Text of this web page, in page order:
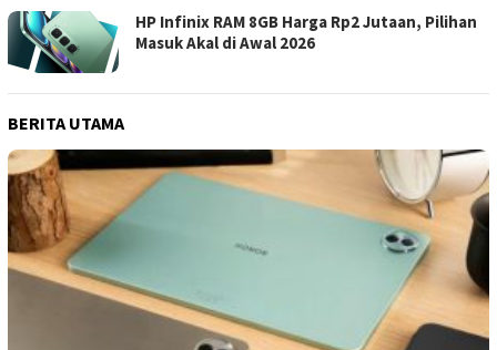
HP Infinix RAM 8GB Harga Rp2 Jutaan, Pilihan
Masuk Akal di Awal 2026
BERITA UTAMA